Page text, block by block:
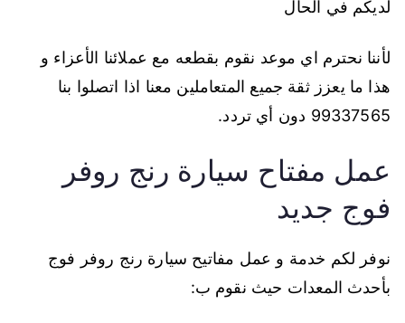
لديكم في الحال
لأننا نحترم اي موعد نقوم بقطعه مع عملائنا الأعزاء و
هذا ما يعزز ثقة جميع المتعاملين معنا اذا اتصلوا بنا
99337565 دون أي تردد.
عمل مفتاح سيارة رنج روفر
فوج جديد
نوفر لكم خدمة و عمل مفاتيح سيارة رنج روفر فوج
بأحدث المعدات حيث نقوم ب: